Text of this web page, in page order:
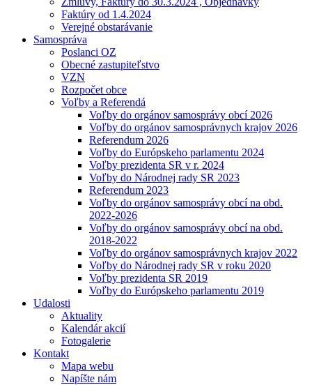
Faktúry od 1.4.2024
Verejné obstarávanie
Samospráva
Poslanci OZ
Obecné zastupiteľstvo
VZN
Rozpočet obce
Voľby a Referendá
Voľby do orgánov samosprávy obcí 2026
Voľby do orgánov samosprávnych krajov 2026
Referendum 2026
Voľby do Európskeho parlamentu 2024
Voľby prezidenta SR v r. 2024
Voľby do Národnej rady SR 2023
Referendum 2023
Voľby do orgánov samosprávy obcí na obd.
2022-2026
Voľby do orgánov samosprávy obcí na obd.
2018-2022
Voľby do orgánov samosprávnych krajov 2022
Voľby do Národnej rady SR v roku 2020
Voľby prezidenta SR 2019
Voľby do Európskeho parlamentu 2019
Udalosti
Aktuality
Kalendár akcií
Fotogalerie
Kontakt
Mapa webu
Napíšte nám